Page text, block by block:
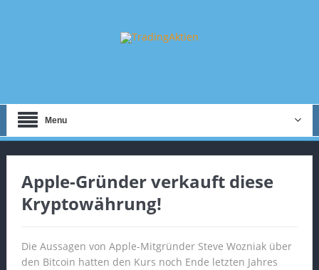
Menu
Apple-Gründer verkauft diese
Kryptowährung!
Die Aussagen von Apple-Mitgründer Steve Wozniak über
den Bitcoin hatten den Kurs noch Ende letzten Jahres